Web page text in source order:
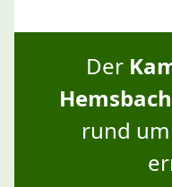
Der
rund